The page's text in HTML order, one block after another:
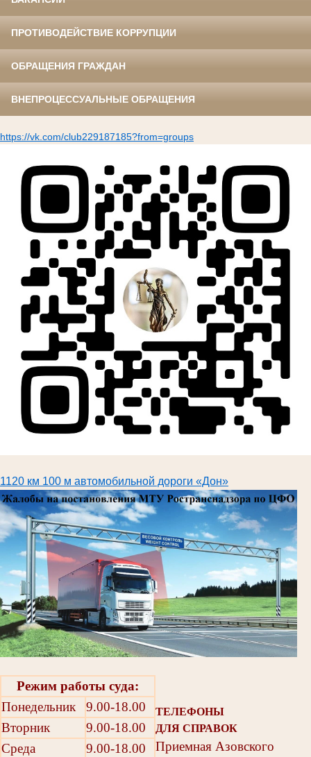
ПРОТИВОДЕЙСТВИЕ КОРРУПЦИИ
ОБРАЩЕНИЯ ГРАЖДАН
ВНЕПРОЦЕССУАЛЬНЫЕ ОБРАЩЕНИЯ
https://vk.com/club229187185?from=groups
1120 км 100 м автомобильной дороги «Дон»
Режим работы суда:
Понедельник
9.00-18.00
Вторник
9.00-18.00
Среда
9.00-18.00
ТЕЛЕФОНЫ
ДЛЯ СПРАВОК
Приемная Азовского